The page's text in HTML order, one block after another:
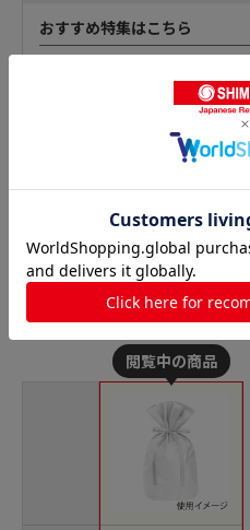
おすすめ特集はこちら
梨地巾着の人気商品との比較